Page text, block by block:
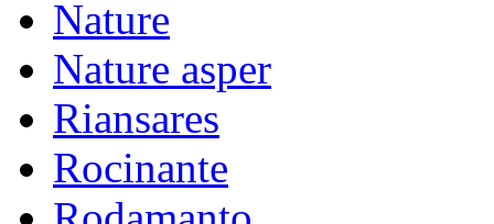
Nature
Nature asper
Riansares
Rocinante